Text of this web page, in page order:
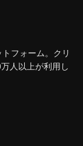
フォーム。クリ
人以上が利用し